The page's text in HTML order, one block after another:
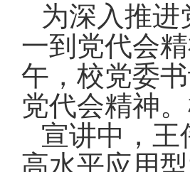
为深入推进
一到党代会精
午，校党委
党代会精神
宣讲中，王
高水平应用